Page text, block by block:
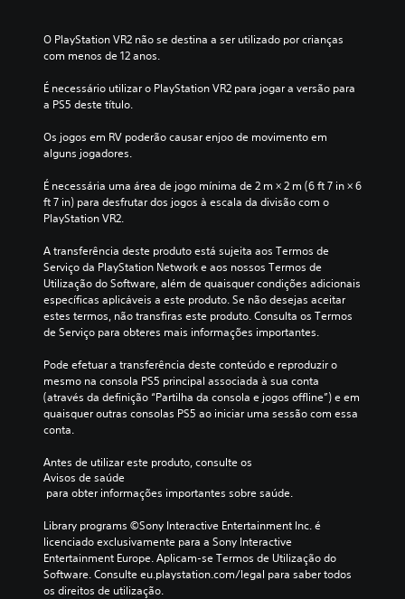
O PlayStation VR2 não se destina a ser utilizado por crianças
com menos de 12 anos.
É necessário utilizar o PlayStation VR2 para jogar a versão para
a PS5 deste título.
Os jogos em RV poderão causar enjoo de movimento em
alguns jogadores.
É necessária uma área de jogo mínima de 2 m × 2 m (6 ft 7 in × 6
ft 7 in) para desfrutar dos jogos à escala da divisão com o
PlayStation VR2.
A transferência deste produto está sujeita aos Termos de
Serviço da PlayStation Network e aos nossos Termos de
Utilização do Software, além de quaisquer condições adicionais
específicas aplicáveis a este produto. Se não desejas aceitar
estes termos, não transfiras este produto. Consulta os Termos
de Serviço para obteres mais informações importantes.
Pode efetuar a transferência deste conteúdo e reproduzir o
mesmo na consola PS5 principal associada à sua conta
(através da definição “Partilha da consola e jogos offline”) e em
quaisquer outras consolas PS5 ao iniciar uma sessão com essa
conta.
Antes de utilizar este produto, consulte os
Avisos de saúde
para obter informações importantes sobre saúde.
Library programs ©Sony Interactive Entertainment Inc. é
licenciado exclusivamente para a Sony Interactive
Entertainment Europe. Aplicam-se Termos de Utilização do
Software. Consulte eu.playstation.com/legal para saber todos
os direitos de utilização.